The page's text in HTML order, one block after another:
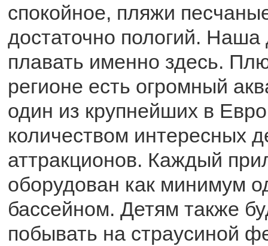
спокойное, пляжи
достаточно пологий. Наша
плавать именно здесь.
регионе есть огромный
один из крупнейших в
количеством интересных
аттракционов. Каждый
оборудован как минимум
бассейном. Детям также
побывать на страусиной